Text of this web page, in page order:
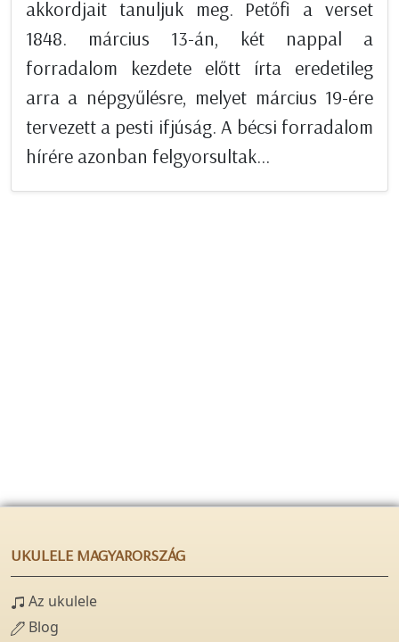
akkordjait tanuljuk meg. Petőfi a verset
1848. március 13-án, két nappal a
forradalom kezdete előtt írta eredetileg
arra a népgyűlésre, melyet március 19-ére
tervezett a pesti ifjúság. A bécsi forradalom
hírére azonban felgyorsultak...
UKULELE MAGYARORSZÁG
Az ukulele
Blog